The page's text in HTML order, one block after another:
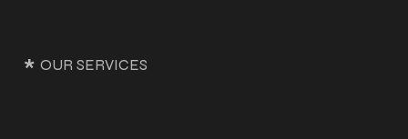
* OUR SERVICES